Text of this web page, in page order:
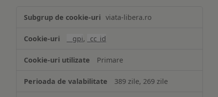
țintită
viata-libera.ro
__gpi, _cc_id
Primare
389 zile, 269 zile